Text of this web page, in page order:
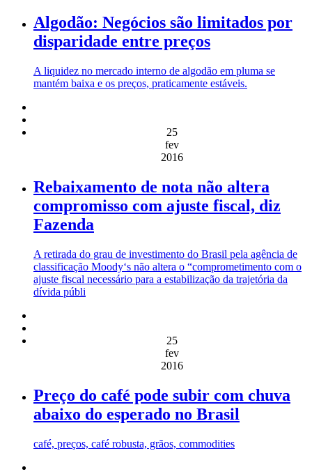
Algodão: Negócios são limitados por
disparidade entre preços
A liquidez no mercado interno de algodão em pluma se
mantém baixa e os preços, praticamente estáveis.
25
fev
2016
Rebaixamento de nota não altera
compromisso com ajuste fiscal, diz
Fazenda
A retirada do grau de investimento do Brasil pela agência de
classificação Moody‘s não altera o “comprometimento com o
ajuste fiscal necessário para a estabilização da trajetória da
dívida públi
25
fev
2016
Preço do café pode subir com chuva
abaixo do esperado no Brasil
café, preços, café robusta, grãos, commodities